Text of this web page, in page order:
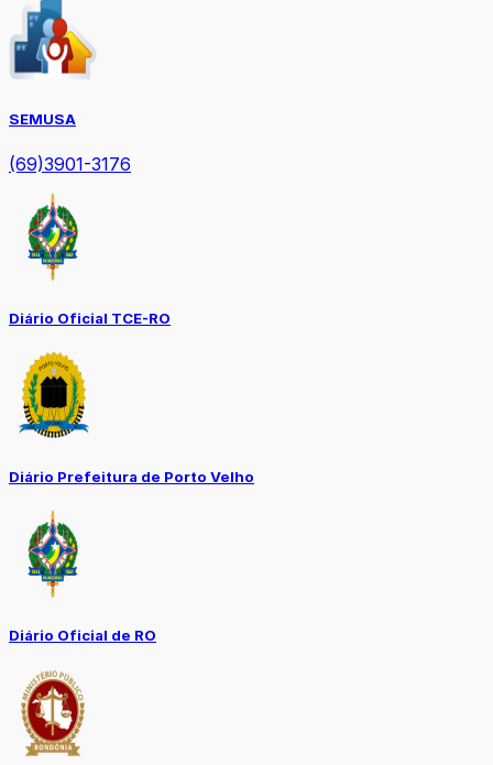
SEMUSA
(69)3901-3176
Diário Oficial TCE-RO
Diário Prefeitura de Porto Velho
Diário Oficial de RO